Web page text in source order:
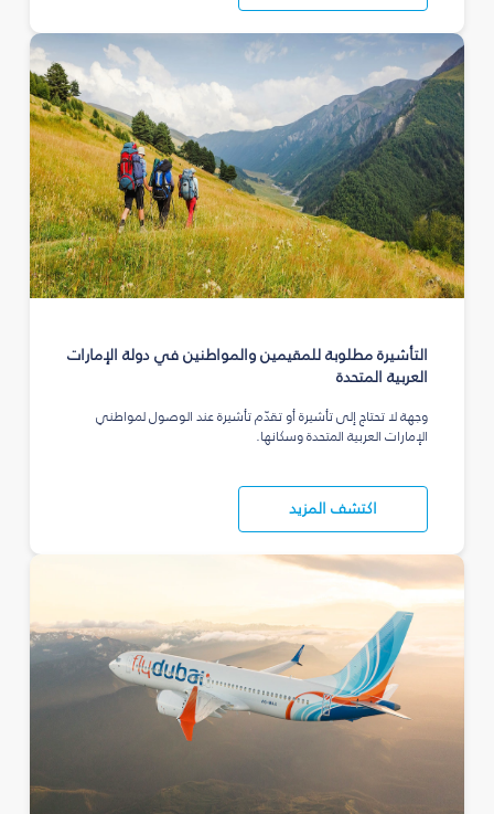
التأشيرة مطلوبة للمقيمين والمواطنين في دولة الإمارات
العربية المتحدة
وجهة لا تحتاج إلى تأشيرة أو تقدّم تأشيرة عند الوصول لمواطني
الإمارات العربية المتحدة وسكانها.
اكتشف المزيد